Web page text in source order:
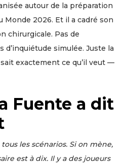
autour de la préparation
Monde 2026. Et il a cadré son
chirurgicale. Pas de
d’inquiétude simulée. Juste la
exactement ce qu’il veut —
Fuente a dit
les scénarios. Si on mène,
est à dix. Il y a des joueurs